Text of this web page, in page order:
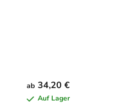
ab 34,20 €
Auf Lager